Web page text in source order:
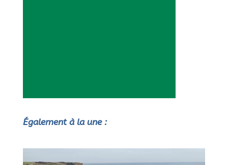
Également à la une :